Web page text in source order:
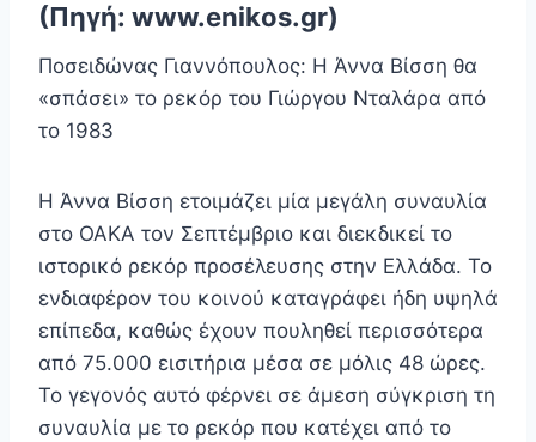
(Πηγή: www.enikos.gr)
Ποσειδώνας Γιαννόπουλος: Η Άννα Βίσση θα
«σπάσει» το ρεκόρ του Γιώργου Νταλάρα από
το 1983
Η Άννα Βίσση ετοιμάζει μία μεγάλη συναυλία
στο ΟΑΚΑ τον Σεπτέμβριο και διεκδικεί το
ιστορικό ρεκόρ προσέλευσης στην Ελλάδα. Το
ενδιαφέρον του κοινού καταγράφει ήδη υψηλά
επίπεδα, καθώς έχουν πουληθεί περισσότερα
από 75.000 εισιτήρια μέσα σε μόλις 48 ώρες.
Το γεγονός αυτό φέρνει σε άμεση σύγκριση τη
συναυλία με το ρεκόρ που κατέχει από το